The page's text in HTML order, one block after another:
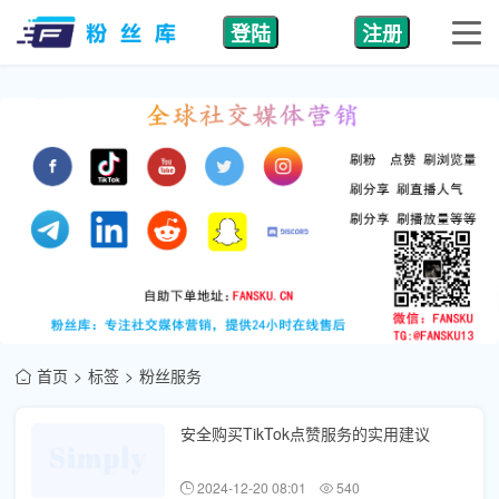
登陆 注册
首页 标签 粉丝服务
安全购买TikTok点赞服务的实用建议
2024-12-20 08:01 540